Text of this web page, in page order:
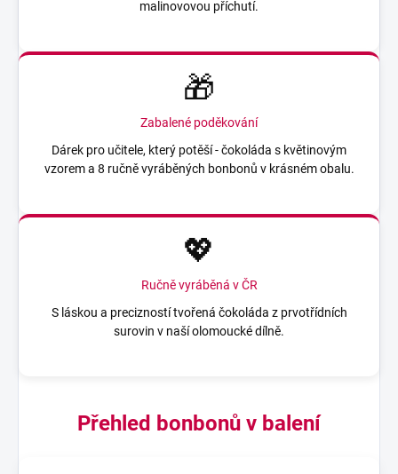
malinovovou příchutí.
🎁
Zabalené poděkování
Dárek pro učitele, který potěší - čokoláda s květinovým
vzorem a 8 ručně vyráběných bonbonů v krásném obalu.
💖
Ručně vyráběná v ČR
S láskou a precizností tvořená čokoláda z prvotřídních
surovin v naší olomoucké dílně.
Přehled bonbonů v balení